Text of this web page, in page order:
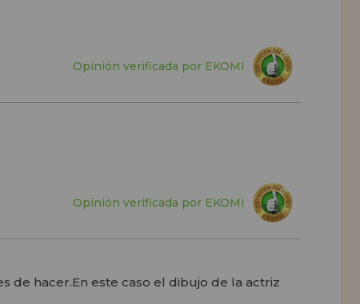
Opinión verificada por EKOMI
Opinión verificada por EKOMI
de hacer.En este caso el dibujo de la actriz